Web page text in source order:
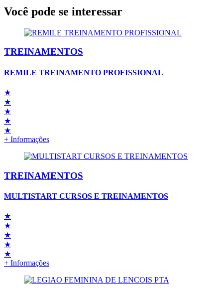
Você pode se interessar
TREINAMENTOS
REMILE TREINAMENTO PROFISSIONAL
★
★
★
★
★
+ Informações
TREINAMENTOS
MULTISTART CURSOS E TREINAMENTOS
★
★
★
★
★
+ Informações